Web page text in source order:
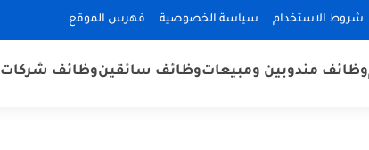
شروط الاستخدام سياسة الخصوصية فهرس الموقع
وظائف مندوبين ومبيعاتوظائف سائقينوظائف شركات